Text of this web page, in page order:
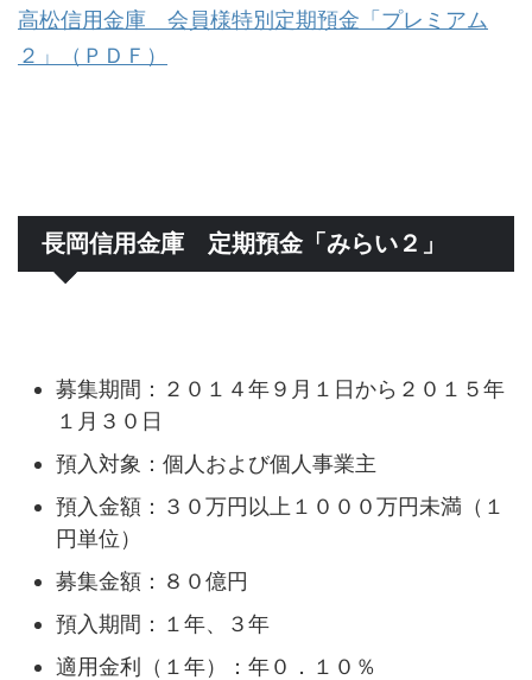
高松信用金庫 会員様特別定期預金「プレミアム
２」（ＰＤＦ）
長岡信用金庫 定期預金「みらい２」
募集期間：２０１４年９月１日から２０１５年
１月３０日
預入対象：個人および個人事業主
預入金額：３０万円以上１０００万円未満（１
円単位）
募集金額：８０億円
預入期間：１年、３年
適用金利（１年）：年０．１０％